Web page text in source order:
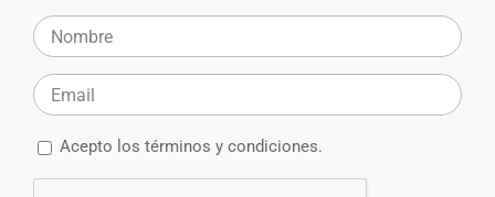
Acepto los términos y condiciones.